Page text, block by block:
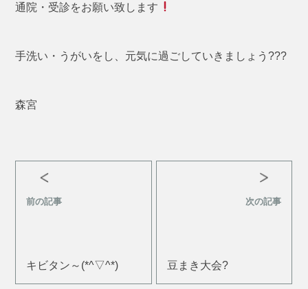
通院・受診をお願い致します
手洗い・うがいをし、元気に過ごしていきましょう???
森宮
前の記事
キビタン～(*^▽^*)
次の記事
豆まき大会?